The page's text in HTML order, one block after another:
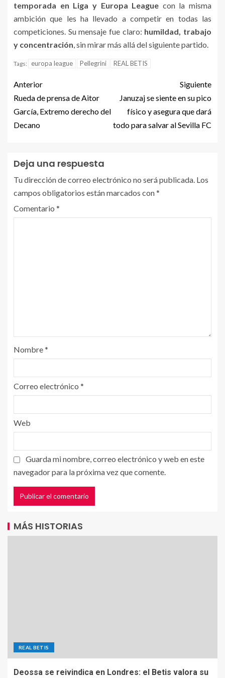
temporada en Liga y Europa League con la misma
ambición que les ha llevado a competir en todas las
competiciones. Su mensaje fue claro: humildad, trabajo
y concentración, sin mirar más allá del siguiente partido.
Tags: europa league Pellegrini REAL BETIS
Anterior
Rueda de prensa de Aitor
García, Extremo derecho del
Decano
Siguiente
Januzaj se siente en su pico
físico y asegura que dará
todo para salvar al Sevilla FC
Deja una respuesta
Tu dirección de correo electrónico no será publicada. Los
campos obligatorios están marcados con*
Comentario *
Nombre*
Correo electrónico *
Web
Guarda mi nombre, correo electrónico y web en este
navegador para la próxima vez que comente.
MÁS HISTORIAS
REAL BETIS
Deossa se reivindica en Londres: el Betis valora su